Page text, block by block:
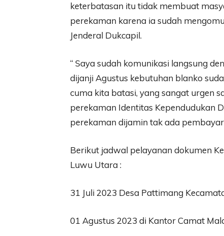
keterbatasan itu tidak membuat
perekaman karena ia sudah
Jenderal Dukcapil.
“ Saya sudah komunikasi langsung
dijanji Agustus kebutuhan blanko
cuma kita batasi, yang sangat urgen
perekaman Identitas Kependudukan
perekaman dijamin tak ada
Berikut jadwal pelayanan dokumen
Luwu Utara :
31 Juli 2023 Desa Pattimang
01 Agustus 2023 di Kantor Camat